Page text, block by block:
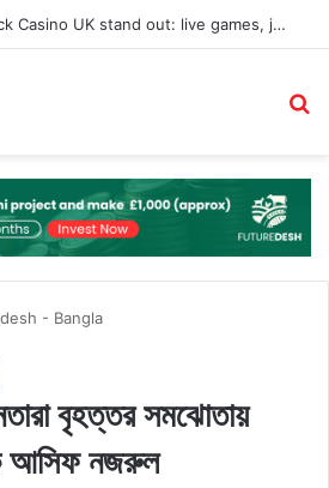
What makes LolaJack Casino UK stand out: live games, jackpots, and VIP loyalty rewards
- Bangla
বৃহত্তর সমঝোতায়
আসিফ নজরুল